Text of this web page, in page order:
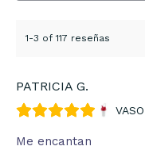
1-3 of 117 reseñas
PATRICIA G.
Me encantan